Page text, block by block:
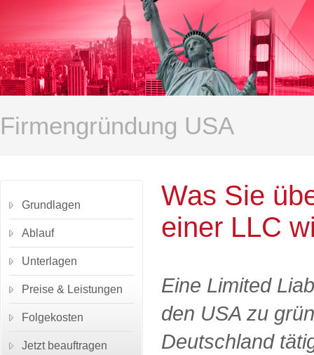
Firmengründung USA
Was Sie
einer LLC
Eine Limited
den USA zu
Deutschland
Grundlagen
Ablauf
Unterlagen
Preise & Leistungen
Folgekosten
Jetzt beauftragen